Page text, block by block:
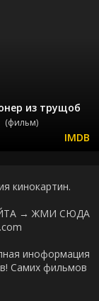
из трущоб
(фильм)
кинокартин.
→ ЖМИ СЮДА
иноформация
Самих фильмов